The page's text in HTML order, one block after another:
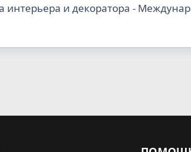
интерьера и декоратора -